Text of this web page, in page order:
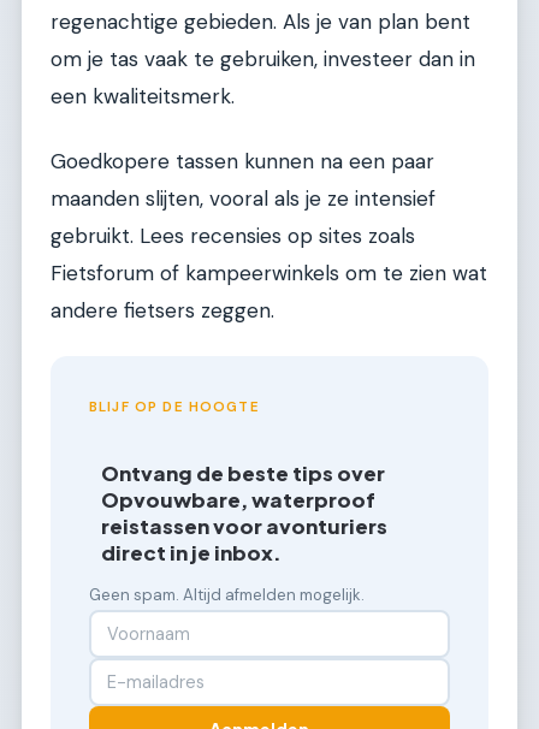
regenachtige gebieden. Als je van plan bent
om je tas vaak te gebruiken, investeer dan in
een kwaliteitsmerk.
Goedkopere tassen kunnen na een paar
maanden slijten, vooral als je ze intensief
gebruikt. Lees recensies op sites zoals
Fietsforum of kampeerwinkels om te zien wat
andere fietsers zeggen.
BLIJF OP DE HOOGTE
Ontvang de beste tips over
Opvouwbare, waterproof
reistassen voor avonturiers
direct in je inbox.
Geen spam. Altijd afmelden mogelijk.